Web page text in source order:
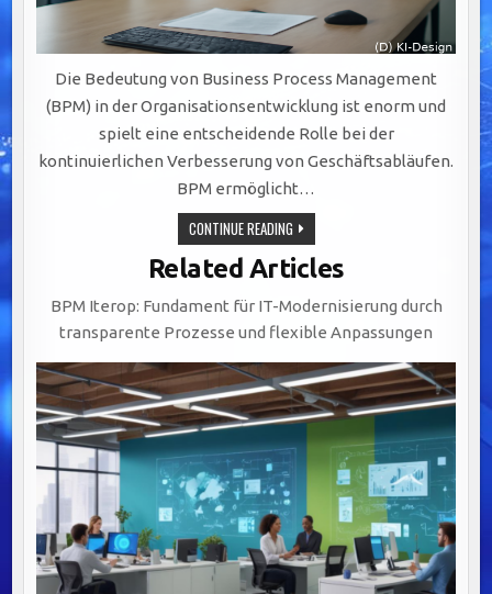
Die Bedeutung von Business Process Management
(BPM) in der Organisationsentwicklung ist enorm und
spielt eine entscheidende Rolle bei der
kontinuierlichen Verbesserung von Geschäftsabläufen.
BPM ermöglicht…
CONTINUE READINGSTRATEGISCHE
BEDEUTUNG
VON
BUSINESS
PROCESS
MANAGEMENT
FÜR
EFFIZIENZ,
AGILITÄT
Related Articles
BPM Iterop: Fundament für IT-Modernisierung durch
transparente Prozesse und flexible Anpassungen